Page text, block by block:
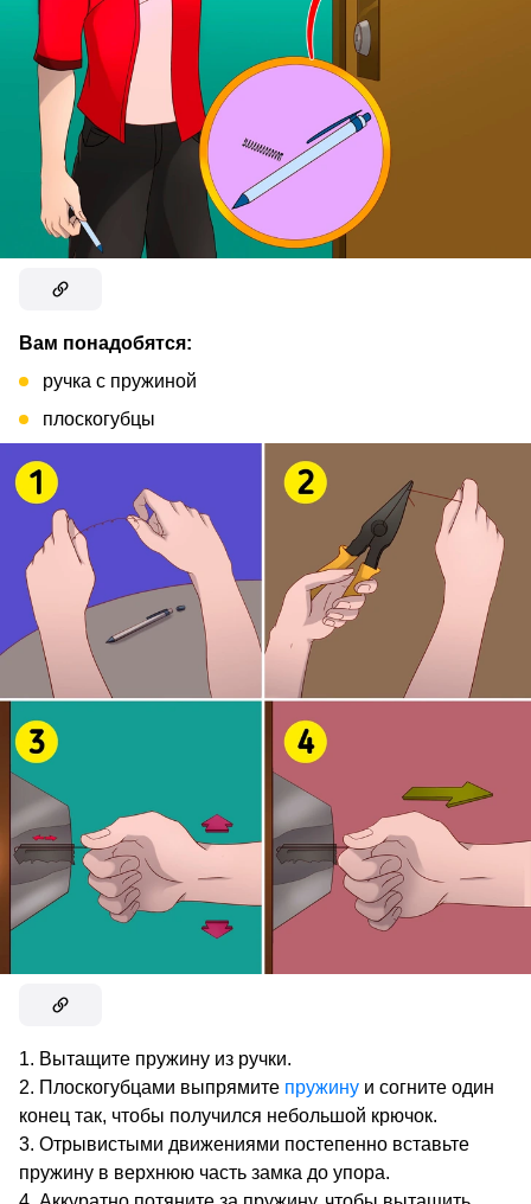
Вам понадобятся:
ручка с пружиной
плоскогубцы
Вытащите пружину из ручки.
Плоскогубцами выпрямите пружину и согните один
конец так, чтобы получился небольшой крючок.
Отрывистыми движениями постепенно вставьте
пружину в верхнюю часть замка до упора.